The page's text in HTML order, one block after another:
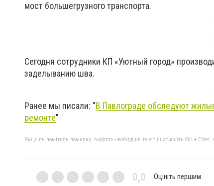
мост большегрузного транспорта.
Сегодня сотрудники КП «Уютный город»
заделыванию шва.
Ранее мы писали: "В Павлограде обследуют
ремонте"
Якщо ви помітили помилку, виділіть необхідний текст і натисніть Ctrl +
0,0 Оцініть першим